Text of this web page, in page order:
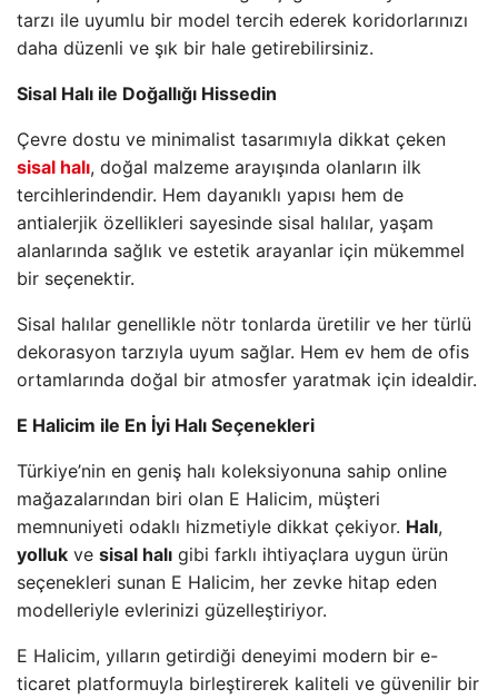
tarzı ile uyumlu bir model tercih ederek koridorlarınızı
daha düzenli ve şık bir hale getirebilirsiniz.
Sisal Halı ile Doğallığı Hissedin
Çevre dostu ve minimalist tasarımıyla dikkat çeken
sisal halı, doğal malzeme arayışında olanların ilk
tercihlerindendir. Hem dayanıklı yapısı hem de
antialerjik özellikleri sayesinde sisal halılar, yaşam
alanlarında sağlık ve estetik arayanlar için mükemmel
bir seçenektir.
Sisal halılar genellikle nötr tonlarda üretilir ve her türlü
dekorasyon tarzıyla uyum sağlar. Hem ev hem de ofis
ortamlarında doğal bir atmosfer yaratmak için idealdir.
E Halicim ile En İyi Halı Seçenekleri
Türkiye’nin en geniş halı koleksiyonuna sahip online
mağazalarından biri olan E Halicim, müşteri
memnuniyeti odaklı hizmetiyle dikkat çekiyor. Halı,
yolluk ve sisal halı gibi farklı ihtiyaçlara uygun ürün
seçenekleri sunan E Halicim, her zevke hitap eden
modelleriyle evlerinizi güzelleştiriyor.
E Halicim, yılların getirdiği deneyimi modern bir e-
ticaret platformuyla birleştirerek kaliteli ve güvenilir bir